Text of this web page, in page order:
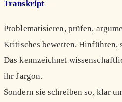
Transkript
Problematisieren, prüfen,
Kritisches bewerten. Hinführen,
Das kennzeichnet
ihr Jargon.
Sondern sie schreiben so, klar